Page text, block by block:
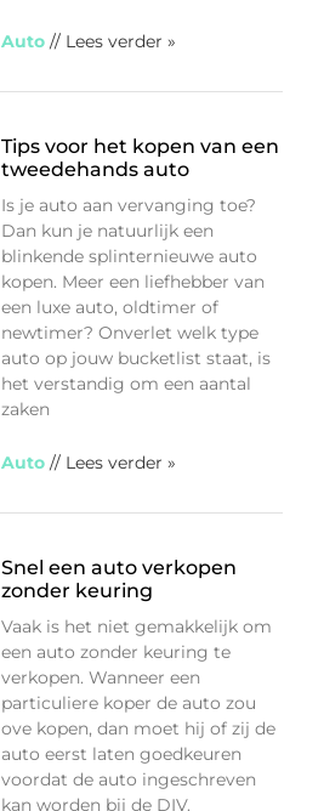
Auto // Lees verder »
Tips voor het kopen van een
tweedehands auto
Is je auto aan vervanging toe?
Dan kun je natuurlijk een
blinkende splinternieuwe auto
kopen. Meer een liefhebber van
een luxe auto, oldtimer of
newtimer? Onverlet welk type
auto op jouw bucketlist staat, is
het verstandig om een aantal
zaken
Auto // Lees verder »
Snel een auto verkopen
zonder keuring
Vaak is het niet gemakkelijk om
een auto zonder keuring te
verkopen. Wanneer een
particuliere koper de auto zou
ove kopen, dan moet hij of zij de
auto eerst laten goedkeuren
voordat de auto ingeschreven
kan worden bij de DIV.